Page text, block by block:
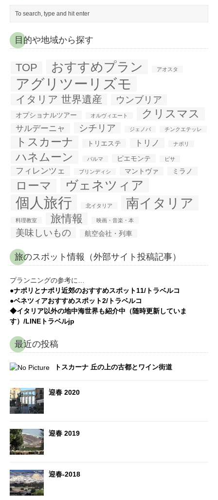
目的や地域から探す
TOP おすすめプラン アオスタ
アグリツーリズモ
イタリア 世界遺産 ウンブリア
オプショナルツアー オルヴィエート クリスマス
サルデーニャ シチリア ジェノバ チンクエテッレ
トスカーナ トリエステ トリノ ナポリ
ハネムーン パルマ ピエモンテ ピサ
フィレンツェ ブリンディシ マントヴァ ミラノ
ローマ ヴェネツィア
個人旅行 北イタリア 南イタリア
料理教室 旅情報 映画・音楽・本
美味しいもの 航空会社・列車
旅のスポット情報（外部サイト投稿記事）
プランニングの参考に…
●ナポリとナポリ近郊のおすすめスポット11/トラベルコ
●ベネツィアおすすめスポット2/トラベルコ
◆イタリア以外の地中海世界も紹介中（随時更新していま
す）/LINEトラベルjp
最近の投稿
トスカーナ 丘の上の古都とワイン街道
迎春 2020
迎春 2019
迎春-2018